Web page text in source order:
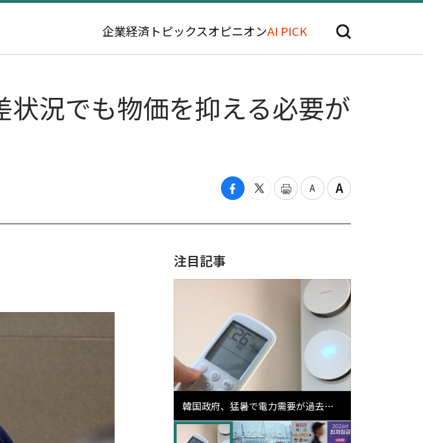
企業経済 トピックスオピニオンAI PICK
況でも物価を抑える必要が
注目記事
韓国政府、猛暑で電力需要が過去最
高更新の可能性に需給対応体制を点